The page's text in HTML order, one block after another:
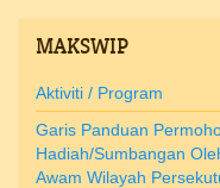
MAKSWIP
Aktiviti / Program
Garis Panduan
Hadiah/Sumbangan
Awam Wilayah